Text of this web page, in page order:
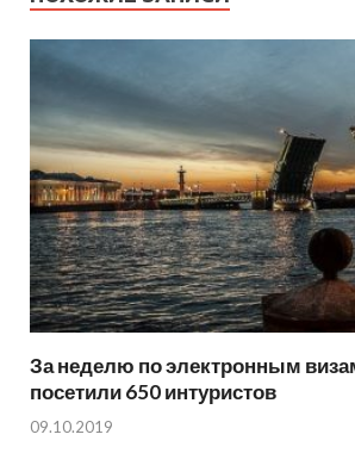
За неделю по электронным
посетили 650 интуристов
09.10.2019